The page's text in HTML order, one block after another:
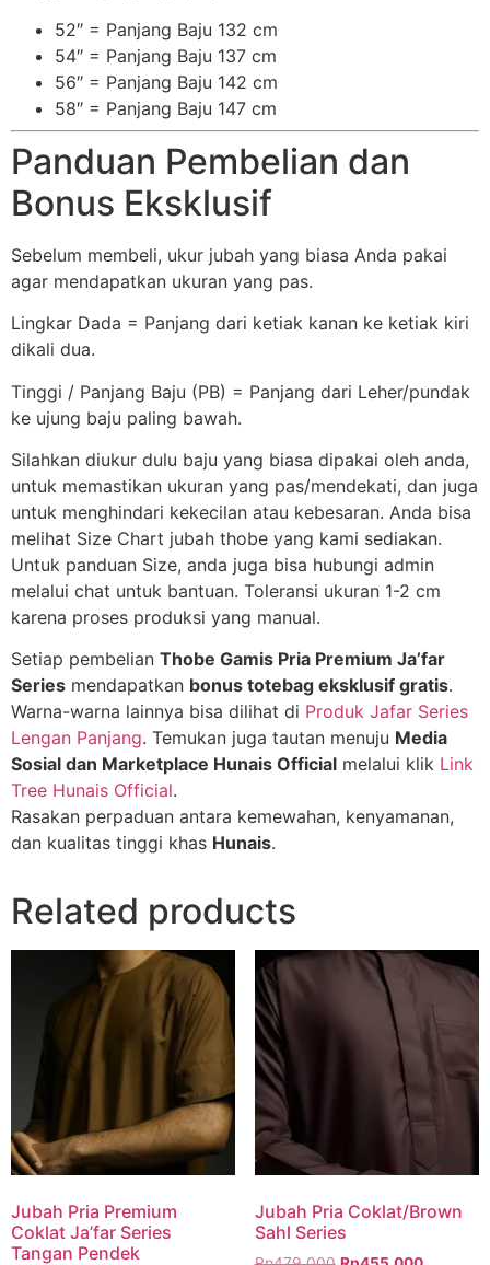
52″ = Panjang Baju 132 cm
54″ = Panjang Baju 137 cm
56″ = Panjang Baju 142 cm
58″ = Panjang Baju 147 cm
Panduan Pembelian dan
Bonus Eksklusif
Sebelum membeli, ukur jubah yang biasa Anda pakai
agar mendapatkan ukuran yang pas.
Lingkar Dada = Panjang dari ketiak kanan ke ketiak kiri
dikali dua.
Tinggi / Panjang Baju (PB) = Panjang dari Leher/pundak
ke ujung baju paling bawah.
Silahkan diukur dulu baju yang biasa dipakai oleh anda,
untuk memastikan ukuran yang pas/mendekati, dan juga
untuk menghindari kekecilan atau kebesaran. Anda bisa
melihat Size Chart jubah thobe yang kami sediakan.
Untuk panduan Size, anda juga bisa hubungi admin
melalui chat untuk bantuan. Toleransi ukuran 1-2 cm
karena proses produksi yang manual.
Setiap pembelian Thobe Gamis Pria Premium Ja’far
Series mendapatkan bonus totebag eksklusif gratis.
Warna-warna lainnya bisa dilihat di Produk Jafar Series
Lengan Panjang. Temukan juga tautan menuju Media
Sosial dan Marketplace Hunais Official melalui klik Link
Tree Hunais Official.
Rasakan perpaduan antara kemewahan, kenyamanan,
dan kualitas tinggi khas Hunais.
Related products
Jubah Pria Premium
Coklat Ja’far Series
Tangan Pendek
Jubah Pria Coklat/Brown
Sahl Series